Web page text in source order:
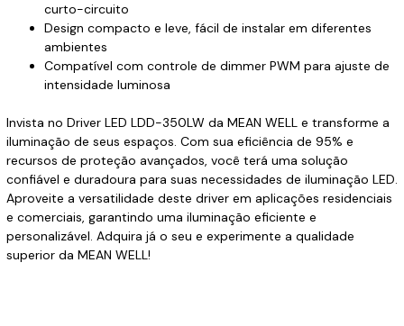
curto-circuito
Design compacto e leve, fácil de instalar em diferentes
ambientes
Compatível com controle de dimmer PWM para ajuste de
intensidade luminosa
Invista no Driver LED LDD-350LW da MEAN WELL e transforme a
iluminação de seus espaços. Com sua eficiência de 95% e
recursos de proteção avançados, você terá uma solução
confiável e duradoura para suas necessidades de iluminação LED.
Aproveite a versatilidade deste driver em aplicações residenciais
e comerciais, garantindo uma iluminação eficiente e
personalizável. Adquira já o seu e experimente a qualidade
superior da MEAN WELL!